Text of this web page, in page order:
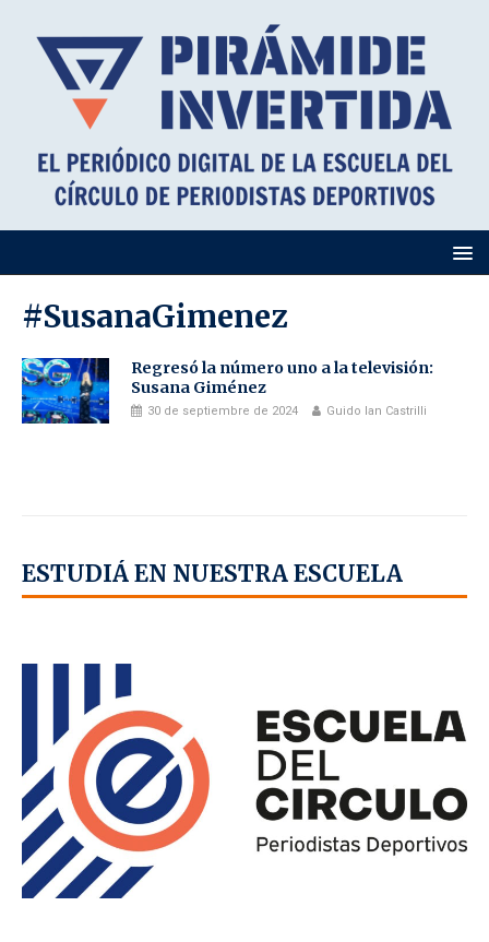
#SusanaGimenez
Regresó la número uno a la televisión:
Susana Giménez
30 de septiembre de 2024 Guido Ian Castrilli
ESTUDIÁ EN NUESTRA ESCUELA